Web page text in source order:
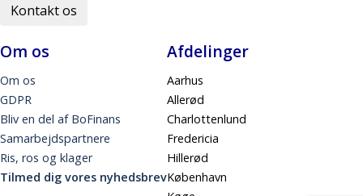
Kontakt os
Om os
Om os
GDPR
Bliv en del af BoFinans
Samarbejdspartnere
Ris, ros og klager
Tilmed dig vores nyhedsbrev
Afdelinger
Aarhus
Allerød
Charlottenlund
Fredericia
Hillerød
København